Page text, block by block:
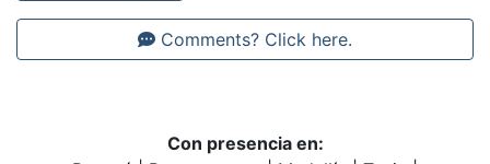
Comments? Click here.
Con presencia en: